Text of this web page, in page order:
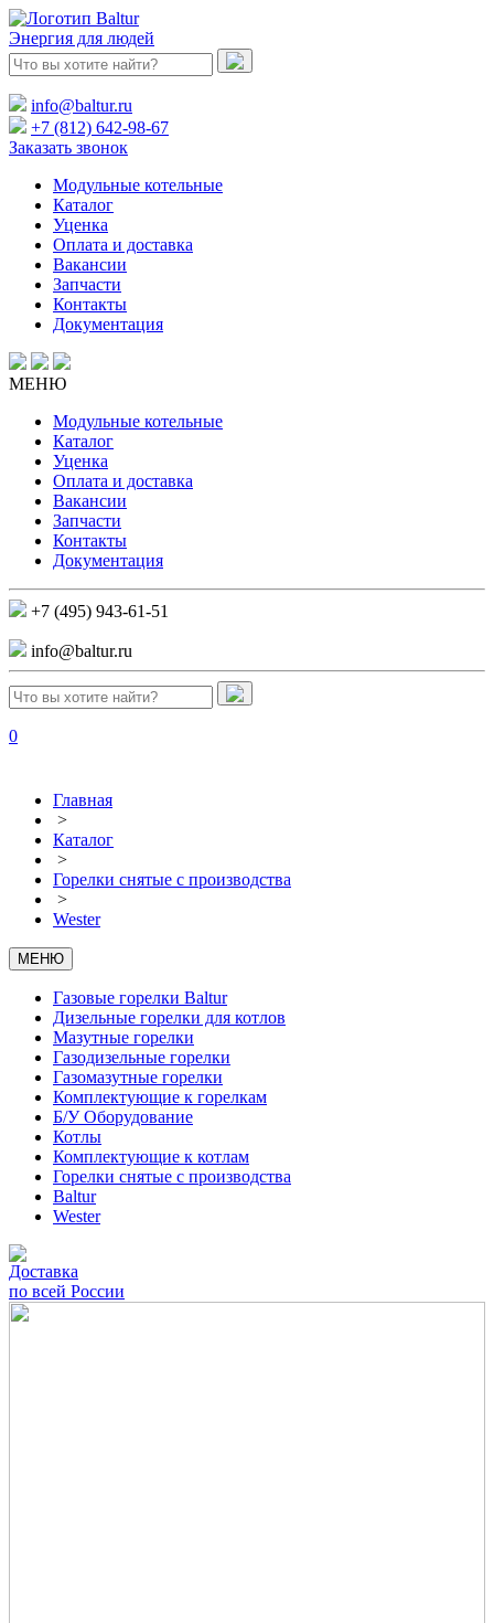
Энергия для людей
info@baltur.ru
+7 (812) 642-98-67
Заказать звонок
Модульные котельные
Каталог
Уценка
Оплата и доставка
Вакансии
Запчасти
Контакты
Документация
МЕНЮ
Модульные котельные
Каталог
Уценка
Оплата и доставка
Вакансии
Запчасти
Контакты
Документация
+7 (495) 943-61-51
info@baltur.ru
0
Главная
>
Каталог
>
Горелки снятые с производства
>
Wester
МЕНЮ
Газовые горелки Baltur
Дизельные горелки для котлов
Мазутные горелки
Газодизельные горелки
Газомазутные горелки
Комплектующие к горелкам
Б/У Оборудование
Котлы
Комплектующие к котлам
Горелки снятые с производства
Baltur
Wester
Доставка
по всей России